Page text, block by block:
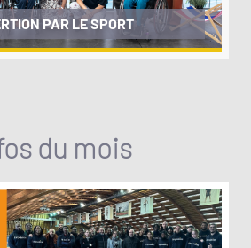
PAR LE SPORT
du mois